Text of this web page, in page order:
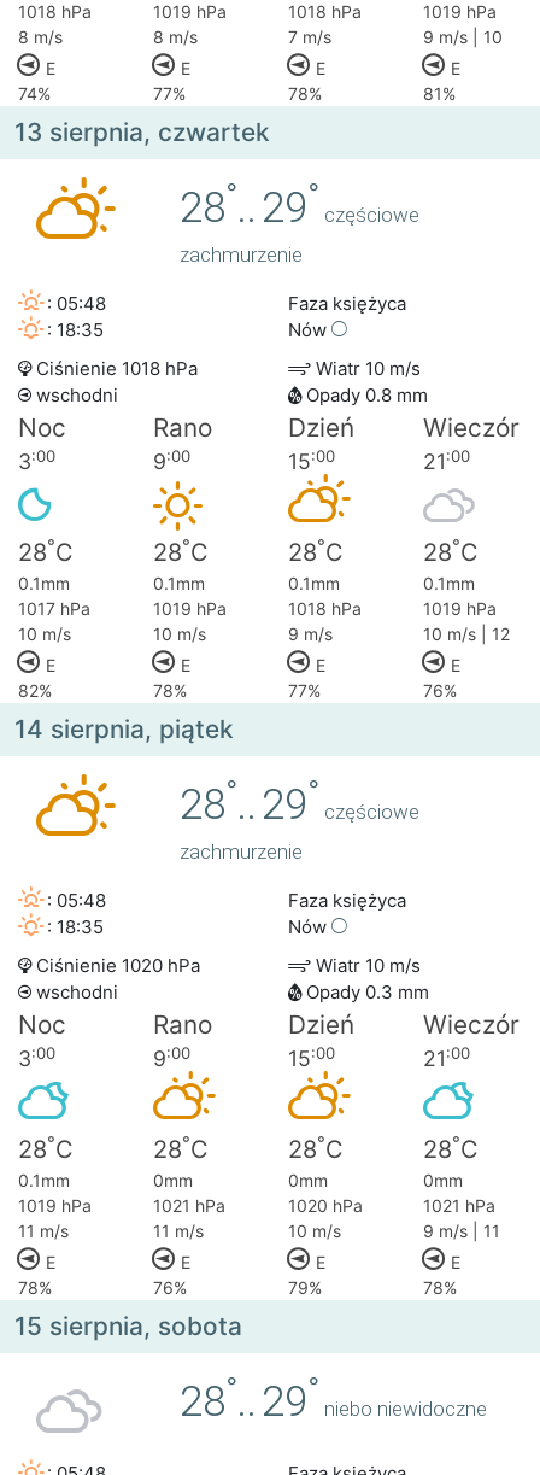
1018 hPa
1019 hPa 1018 hPa
1019 hPa
8 m/s
8 m/s 7 m/s
9 m/s | 10
E
E E
E
74%
77% 78% 81%
13 sierpnia, czwartek
28°.. 29°
częściowe
zachmurzenie
: 05:48
: 18:35
Faza księżyca
Nów
Ciśnienie 1018 hPa
Wiatr 10 m/s
wschodni
Opady 0.8 mm
Noc Rano Dzień Wieczór
3:00 9:00 15:00 21:00
28°C 28°C 28°C 28°C
0.1mm 0.1mm 0.1mm
0.1mm
1017 hPa
1019 hPa 1018 hPa
1019 hPa
10 m/s
10 m/s 9 m/s
10 m/s | 12
E
E E
E
82%
78% 77% 76%
14 sierpnia, piątek
28°.. 29°
częściowe
zachmurzenie
: 05:48
: 18:35
Faza księżyca
Nów
Ciśnienie 1020 hPa
Wiatr 10 m/s
wschodni
Opady 0.3 mm
Noc Rano Dzień Wieczór
3:00 9:00 15:00 21:00
28°C 28°C 28°C 28°C
0.1mm 0mm 0mm
0mm
1019 hPa
1021 hPa 1020 hPa
1021 hPa
11 m/s
11 m/s 10 m/s
9 m/s | 11
E
E E
E
78%
76% 79% 78%
15 sierpnia, sobota
28°.. 29°
niebo niewidoczne